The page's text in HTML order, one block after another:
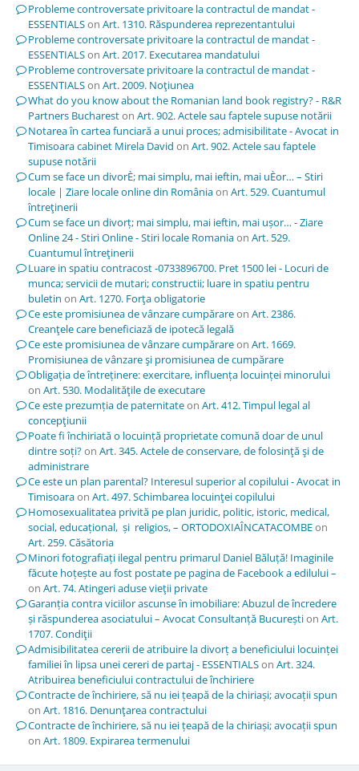
Probleme controversate privitoare la contractul de mandat -
ESSENTIALSon Art. 1310. Răspunderea reprezentantului
Probleme controversate privitoare la contractul de mandat -
ESSENTIALSon Art. 2017. Executarea mandatului
Probleme controversate privitoare la contractul de mandat -
ESSENTIALSon Art. 2009. Noţiunea
What do you know about the Romanian land book registry? - R&R
Partners Buchareston Art. 902. Actele sau faptele supuse notării
Notarea în cartea funciară a unui proces; admisibilitate - Avocat in
Timisoara cabinet Mirela David on Art. 902. Actele sau faptele
supuse notării
Cum se face un divorÈ; mai simplu, mai ieftin, mai uÈor… – Stiri
locale | Ziare locale online din Româniaon Art. 529. Cuantumul
întreţinerii
Cum se face un divorț; mai simplu, mai ieftin, mai ușor… - Ziare
Online 24 - Stiri Online - Stiri locale Romaniaon Art. 529.
Cuantumul întreţinerii
Luare in spatiu contracost -0733896700. Pret 1500 lei - Locuri de
munca; servicii de mutari; constructii; luare in spatiu pentru
buletin on Art. 1270. Forţa obligatorie
Ce este promisiunea de vânzare cumpărareon Art. 2386.
Creanţele care beneficiază de ipotecă legală
Ce este promisiunea de vânzare cumpărareon Art. 1669.
Promisiunea de vânzare şi promisiunea de cumpărare
Obligația de întreținere: exercitare, influența locuinței minorului
on Art. 530. Modalităţile de executare
Ce este prezumția de paternitateon Art. 412. Timpul legal al
concepţiunii
Poate fi închiriată o locuință proprietate comună doar de unul
dintre soți?on Art. 345. Actele de conservare, de folosinţă şi de
administrare
Ce este un plan parental? Interesul superior al copilului - Avocat in
Timisoaraon Art. 497. Schimbarea locuinţei copilului
Homosexualitatea privită pe plan juridic, politic, istoric, medical,
social, educațional, și religios, – ORTODOXIAÎNCATACOMBEon
Art. 259. Căsătoria
Minori fotografiați ilegal pentru primarul Daniel Băluță! Imaginile
făcute hoțește au fost postate pe pagina de Facebook a edilului –
on Art. 74. Atingeri aduse vieţii private
Garanția contra viciilor ascunse în imobiliare: Abuzul de încredere
și răspunderea asociatului – Avocat Consultanță Bucureștion Art.
1707. Condiţii
Admisibilitatea cererii de atribuire la divorț a beneficiului locuinței
familiei în lipsa unei cereri de partaj - ESSENTIALSon Art. 324.
Atribuirea beneficiului contractului de închiriere
Contracte de închiriere, să nu iei țeapă de la chiriași; avocații spun
on Art. 1816. Denunţarea contractului
Contracte de închiriere, să nu iei țeapă de la chiriași; avocații spun
on Art. 1809. Expirarea termenului